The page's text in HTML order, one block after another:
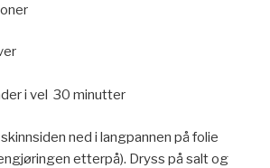
i vel 30 minutter
ned i langpannen på folie
etterpå). Dryss på salt og